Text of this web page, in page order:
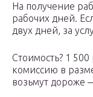
На получение
рабочих дней.
двух дней, за
Стоимость? 1
комиссию в
возьмут дороже